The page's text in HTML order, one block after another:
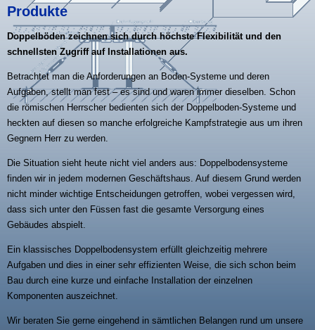
Produkte
Doppelböden zeichnen sich durch höchste Flexibilität und den
schnellsten Zugriff auf Installationen aus.
Betrachtet man die Anforderungen an Boden-Systeme und deren
Aufgaben, stellt man fest – es sind und waren immer dieselben. Schon
die römischen Herrscher bedienten sich der Doppelboden-Systeme und
heckten auf diesen so manche erfolgreiche Kampfstrategie aus um ihren
Gegnern Herr zu werden.
Die Situation sieht heute nicht viel anders aus: Doppelbodensysteme
finden wir in jedem modernen Geschäftshaus. Auf diesem Grund werden
nicht minder wichtige Entscheidungen getroffen, wobei vergessen wird,
dass sich unter den Füssen fast die gesamte Versorgung eines
Gebäudes abspielt.
Ein klassisches Doppelbodensystem erfüllt gleichzeitig mehrere
Aufgaben und dies in einer sehr effizienten Weise, die sich schon beim
Bau durch eine kurze und einfache Installation der einzelnen
Komponenten auszeichnet.
Wir beraten Sie gerne eingehend in sämtlichen Belangen rund um unsere